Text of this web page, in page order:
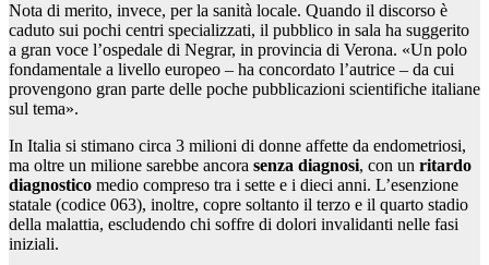
Nota di merito, invece, per la sanità locale. Quando il discorso è
caduto sui pochi centri specializzati, il pubblico in sala ha suggerito
a gran voce l’ospedale di Negrar, in provincia di Verona. «Un polo
fondamentale a livello europeo – ha concordato l’autrice – da cui
provengono gran parte delle poche pubblicazioni scientifiche italiane
sul tema».
In Italia si stimano circa 3 milioni di donne affette da endometriosi,
ma oltre un milione sarebbe ancora senza diagnosi, con un ritardo
diagnostico medio compreso tra i sette e i dieci anni. L’esenzione
statale (codice 063), inoltre, copre soltanto il terzo e il quarto stadio
della malattia, escludendo chi soffre di dolori invalidanti nelle fasi
iniziali.